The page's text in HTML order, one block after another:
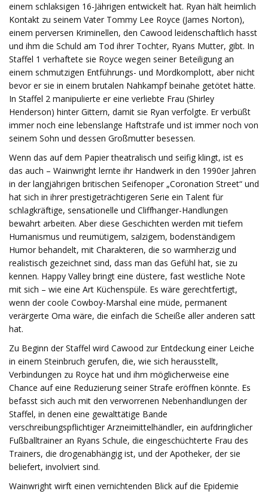
einem schlaksigen 16-Jährigen entwickelt hat. Ryan hält heimlich
Kontakt zu seinem Vater Tommy Lee Royce (James Norton),
einem perversen Kriminellen, den Cawood leidenschaftlich hasst
und ihm die Schuld am Tod ihrer Tochter, Ryans Mutter, gibt. In
Staffel 1 verhaftete sie Royce wegen seiner Beteiligung an
einem schmutzigen Entführungs- und Mordkomplott, aber nicht
bevor er sie in einem brutalen Nahkampf beinahe getötet hätte.
In Staffel 2 manipulierte er eine verliebte Frau (Shirley
Henderson) hinter Gittern, damit sie Ryan verfolgte. Er verbüßt ​​
immer noch eine lebenslange Haftstrafe und ist immer noch von
seinem Sohn und dessen Großmutter besessen.
Wenn das auf dem Papier theatralisch und seifig klingt, ist es
das auch – Wainwright lernte ihr Handwerk in den 1990er Jahren
in der langjährigen britischen Seifenoper „Coronation Street“ und
hat sich in ihrer prestigeträchtigeren Serie ein Talent für
schlagkräftige, sensationelle und Cliffhanger-Handlungen
bewahrt arbeiten. Aber diese Geschichten werden mit tiefem
Humanismus und reumütigem, salzigem, bodenständigem
Humor behandelt, mit Charakteren, die so warmherzig und
realistisch gezeichnet sind, dass man das Gefühl hat, sie zu
kennen. Happy Valley bringt eine düstere, fast westliche Note
mit sich – wie eine Art Küchenspüle. Es wäre gerechtfertigt,
wenn der coole Cowboy-Marshal eine müde, permanent
verärgerte Oma wäre, die einfach die Scheiße aller anderen satt
hat.
Zu Beginn der Staffel wird Cawood zur Entdeckung einer Leiche
in einem Steinbruch gerufen, die, wie sich herausstellt,
Verbindungen zu Royce hat und ihm möglicherweise eine
Chance auf eine Reduzierung seiner Strafe eröffnen könnte. Es
befasst sich auch mit den verworrenen Nebenhandlungen der
Staffel, in denen eine gewalttätige Bande
verschreibungspflichtiger Arzneimittelhändler, ein aufdringlicher
Fußballtrainer an Ryans Schule, die eingeschüchterte Frau des
Trainers, die drogenabhängig ist, und der Apotheker, der sie
beliefert, involviert sind.
Wainwright wirft einen vernichtenden Blick auf die Epidemie